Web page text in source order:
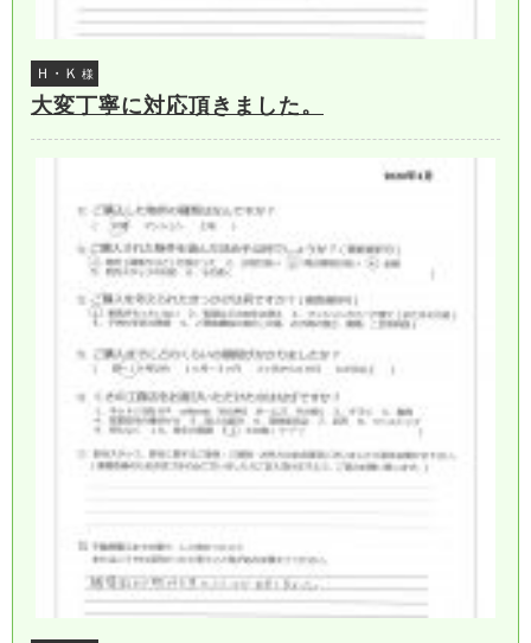
Ｈ・Ｋ 様
大変丁寧に対応頂きました。